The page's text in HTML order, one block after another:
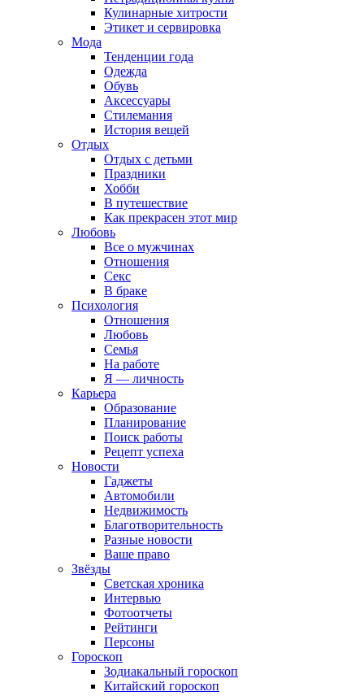
Кулинарные хитрости
Этикет и сервировка
Мода
Тенденции года
Одежда
Обувь
Аксессуары
Стилемания
История вещей
Отдых
Отдых с детьми
Праздники
Хобби
В путешествие
Как прекрасен этот мир
Любовь
Все о мужчинах
Отношения
Секс
В браке
Психология
Отношения
Любовь
Семья
На работе
Я — личность
Карьера
Образование
Планирование
Поиск работы
Рецепт успеха
Новости
Гаджеты
Автомобили
Недвижимость
Благотворительность
Разные новости
Ваше право
Звёзды
Светская хроника
Интервью
Фотоотчеты
Рейтинги
Персоны
Гороскоп
Зодиакальный гороскоп
Китайский гороскоп